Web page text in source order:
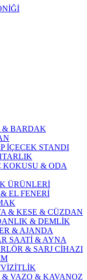
& BARDAK
İÇECEK STANDI
KOKUSU & ODA
ÜRÜNLERİ
EL FENERİ
& KESE & CÜZDAN
& DEMLİK
& AJANDA
SAATİ & AYNA
& SARJ CİHAZI
& VAZO & KAVANOZ